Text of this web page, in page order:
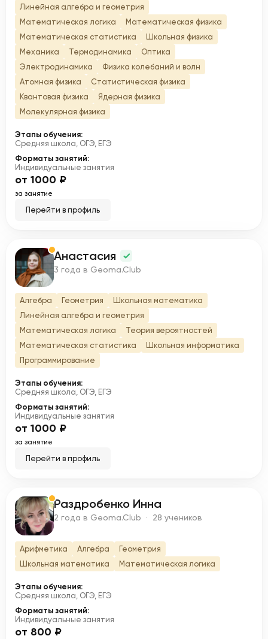
Линейная алгебра и геометрия
Математическая логика
Математическая физика
Математическая статистика
Школьная физика
Механика
Термодинамика
Оптика
Электродинамика
Физика колебаний и волн
Атомная физика
Статистическая физика
Квантовая физика
Ядерная физика
Молекулярная физика
Этапы обучения:
Средняя школа, ОГЭ, ЕГЭ
Форматы занятий:
Индивидуальные занятия
от 1000 ₽
за занятие
Перейти в профиль
А Анастасия
3 года в Geoma.Club
Алгебра Геометрия
Школьная математика
Линейная алгебра и геометрия
Математическая логика
Теория вероятностей
Математическая статистика
Школьная информатика
Программирование
Этапы обучения:
Средняя школа, ОГЭ, ЕГЭ
Форматы занятий:
Индивидуальные занятия
от 1000 ₽
за занятие
Перейти в профиль
Р Раздробенко Инна
2 года в Geoma.Club · 28 учеников
Арифметика Алгебра
Геометрия
Школьная математика
Математическая логика
Этапы обучения:
Средняя школа, ОГЭ, ЕГЭ
Форматы занятий:
Индивидуальные занятия
от 800 ₽